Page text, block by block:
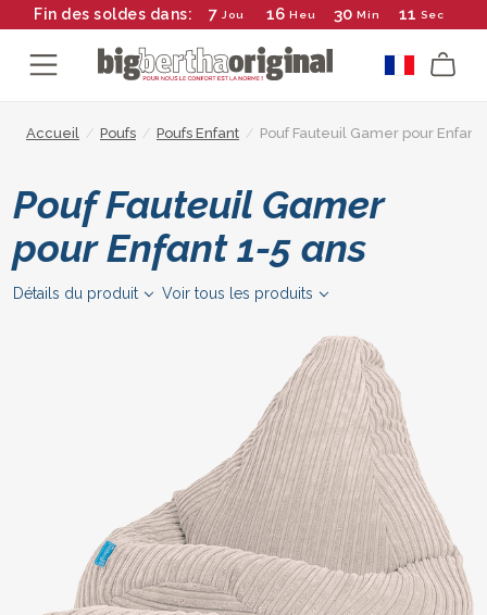
Fin des soldes dans: 7 Jou 16 Heu 30 Min 10 Sec
Accueil / Poufs / Poufs Enfant / Pouf Fauteuil Gamer pour Enfant
Pouf Fauteuil Gamer
pour Enfant 1-5 ans
Détails du produit Voir tous les produits